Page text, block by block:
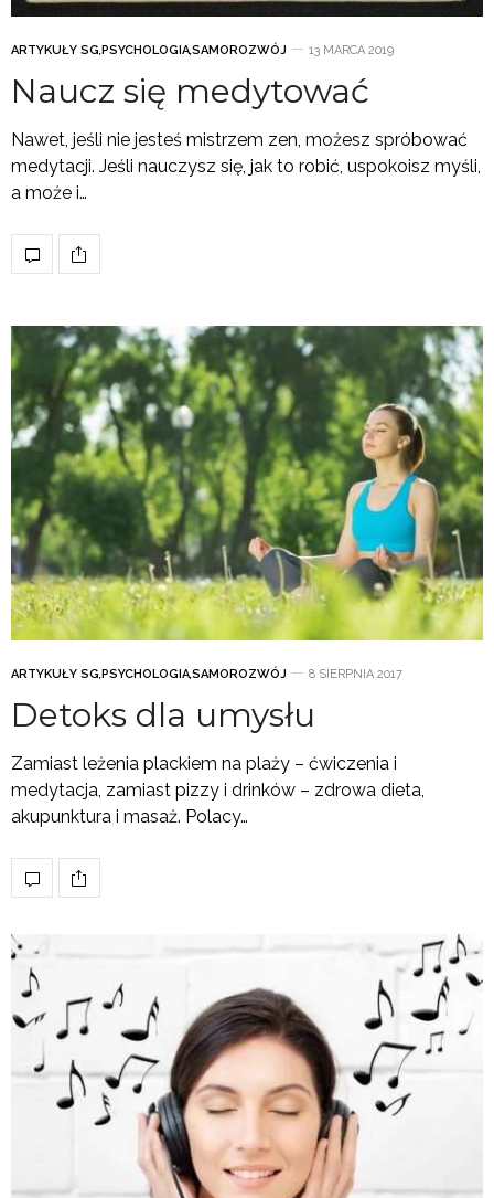
ARTYKUŁY SG,PSYCHOLOGIA,SAMOROZWÓJ 13 MARCA 2019
Naucz się medytować
Nawet, jeśli nie jesteś mistrzem zen, możesz spróbować
medytacji. Jeśli nauczysz się, jak to robić, uspokoisz myśli,
a może i…
ARTYKUŁY SG,PSYCHOLOGIA,SAMOROZWÓJ 8 SIERPNIA 2017
Detoks dla umysłu
Zamiast leżenia plackiem na plaży – ćwiczenia i
medytacja, zamiast pizzy i drinków – zdrowa dieta,
akupunktura i masaż. Polacy…